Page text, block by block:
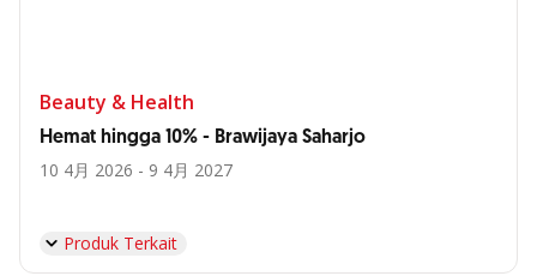
Beauty & Health
Hemat hingga 10% - Brawijaya Saharjo
10 4月 2026 - 9 4月 2027
Produk Terkait